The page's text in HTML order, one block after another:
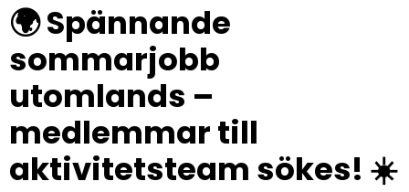
🌍 Spännande
sommarjobb
utomlands –
medlemmar till
aktivitetsteam sökes! ☀️